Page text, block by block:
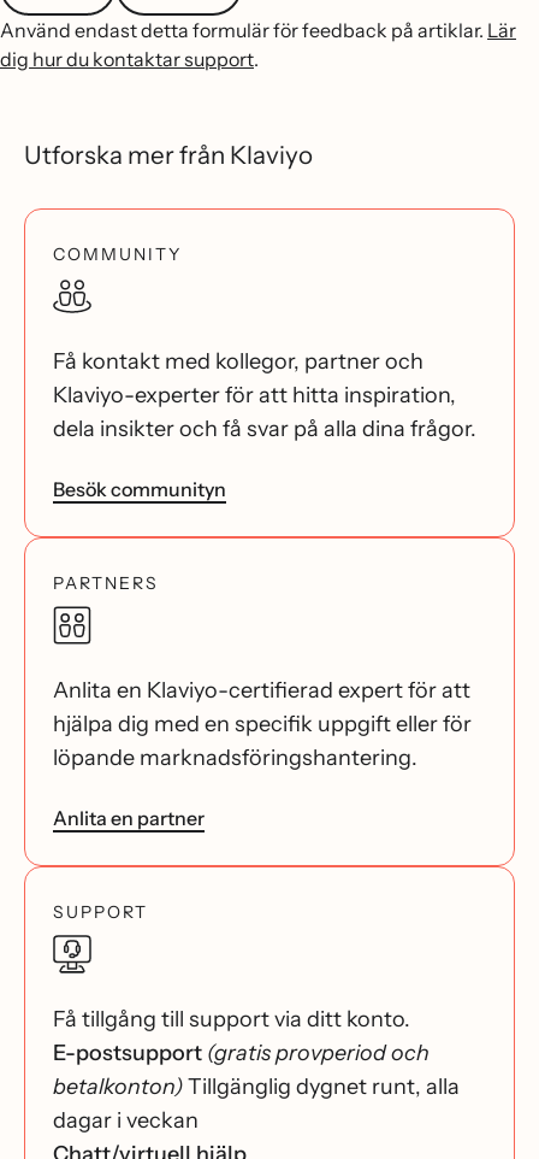
Använd endast detta formulär för feedback på artiklar. Lär
dig hur du kontaktar support.
Utforska mer från Klaviyo
COMMUNITY
Få kontakt med kollegor, partner och
Klaviyo-experter för att hitta inspiration,
dela insikter och få svar på alla dina frågor.
Besök communityn
PARTNERS
Anlita en Klaviyo-certifierad expert för att
hjälpa dig med en specifik uppgift eller för
löpande marknadsföringshantering.
Anlita en partner
SUPPORT
Få tillgång till support via ditt konto.
E-postsupport (gratis provperiod och
betalkonton)Tillgänglig dygnet runt, alla
dagar i veckan